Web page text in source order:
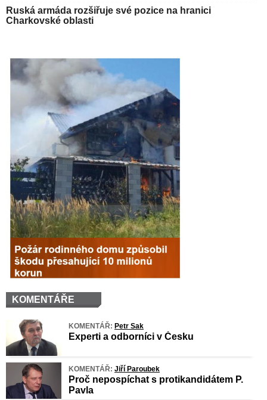
Ruská armáda rozšiřuje své pozice na hranici
Charkovské oblasti
KOMENTÁŘE
KOMENTÁŘ: Petr Sak
Experti a odborníci v Česku
KOMENTÁŘ: Jiří Paroubek
Proč nepospíchat s protikandidátem P.
Pavla